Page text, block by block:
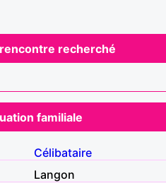
recherché
familiale
Célibataire
Langon